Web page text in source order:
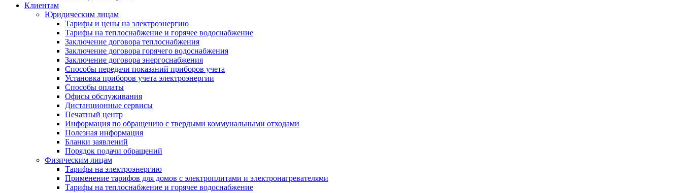
Клиентам
Юридическим лицам
Тарифы и цены на электроэнергию
Тарифы на теплоснабжение и горячее водоснабжение
Заключение договора теплоснабжения
Заключение договора горячего водоснабжения
Заключение договора энергоснабжения
Способы передачи показаний приборов учета
Установка приборов учета электроэнергии
Способы оплаты
Офисы обслуживания
Дистанционные сервисы
Печатный центр
Информация по обращению с твердыми коммунальными отходами
Полезная информация
Бланки заявлений
Порядок подачи обращений
Физическим лицам
Тарифы на электроэнергию
Применение тарифов для домов с электроплитами и электронагревателями
Тарифы на теплоснабжение и горячее водоснабжение